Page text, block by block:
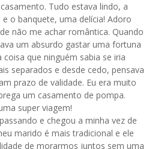
Tudo estava lindo, a
o banquete, uma delícia! Adoro
não me achar romântica. Quando
um absurdo gastar uma fortuna
que ninguém sabia se iria
separados e desde cedo, pensava
prazo de validade. Eu era muito
um casamento de pompa.
super viagem!
e chegou a minha vez de
marido é mais tradicional e ele
de morarmos juntos sem uma